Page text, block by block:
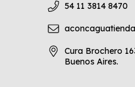
54 11 3814 8470
Cura Brochero
Buenos Aires.